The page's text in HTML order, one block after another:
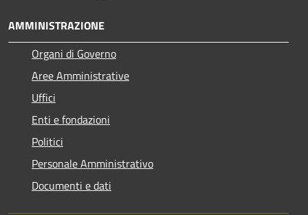
AMMINISTRAZIONE
Organi di Governo
Aree Amministrative
Uffici
Enti e fondazioni
Politici
Personale Amministrativo
Documenti e dati